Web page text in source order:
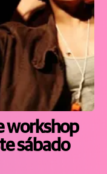
workshop
sábado